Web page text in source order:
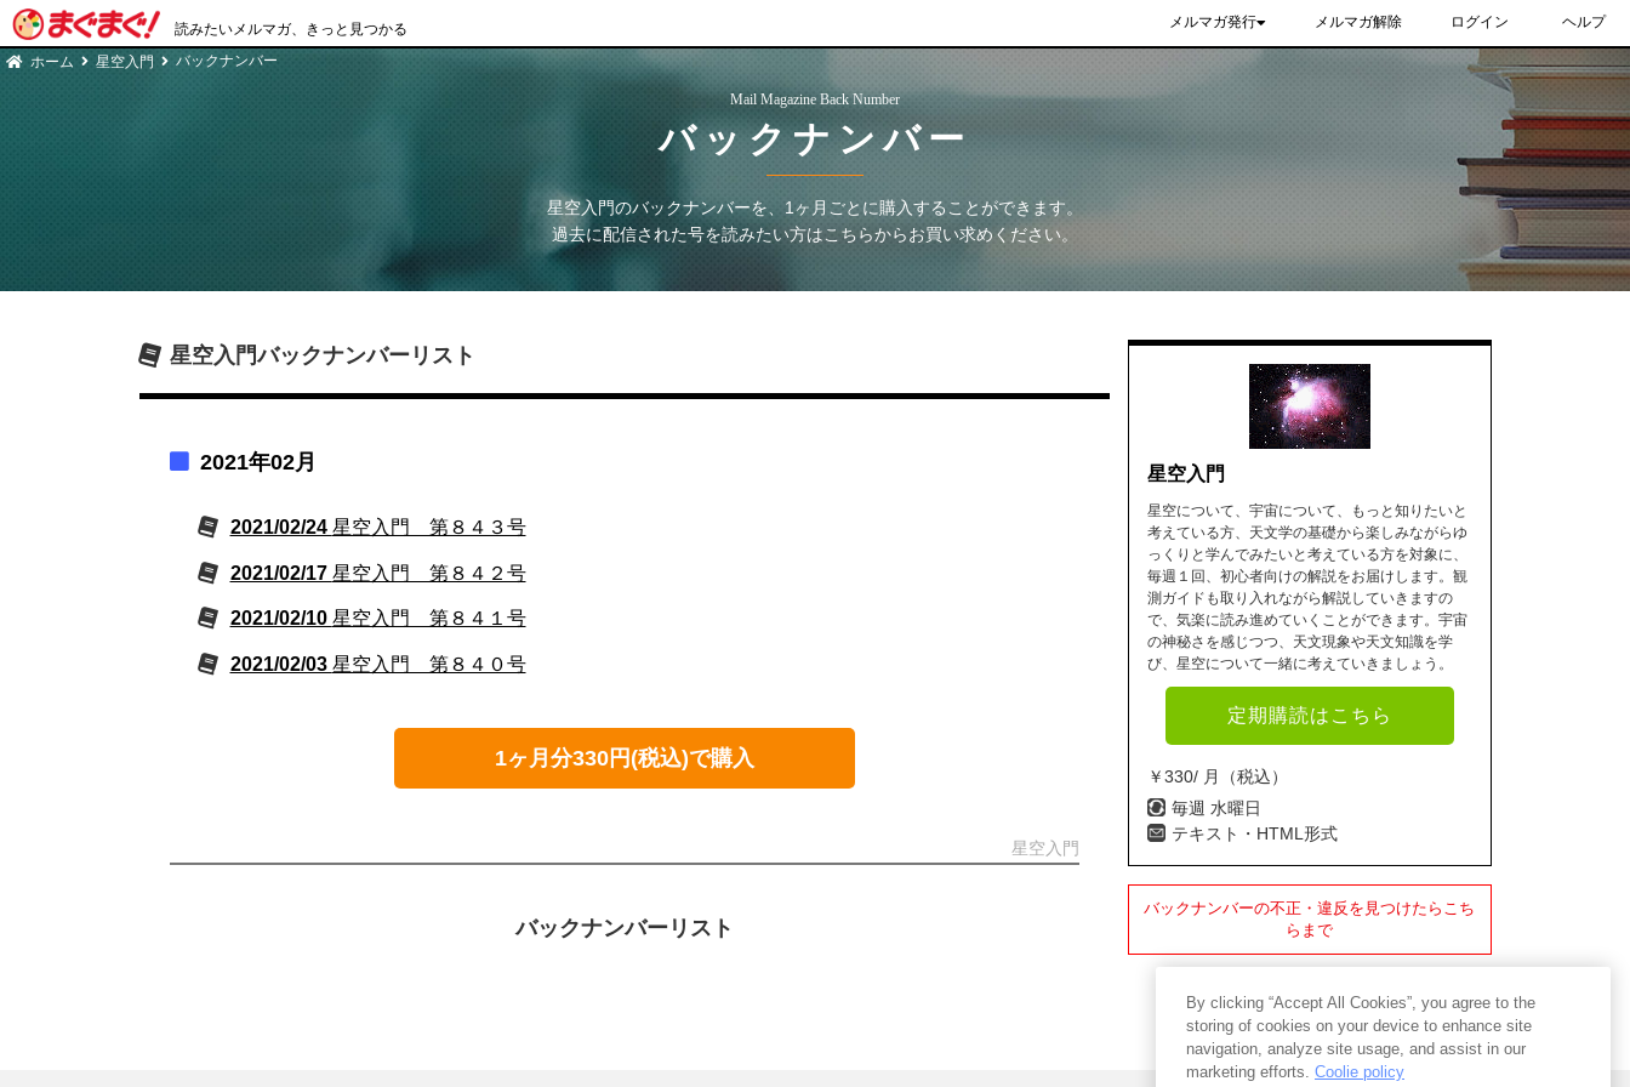
読みたいメルマガ、きっと見つかる メルマガ発行 メルマガ解除 ログイン ヘルプ
ホーム 星空入門 バックナンバー
Mail Magazine Back Number
バックナンバー
星空入門のバックナンバーを、1ヶ月ごとに購入することができます。
過去に配信された号を読みたい方はこちらからお買い求めください。
星空入門バックナンバーリスト
2021年02月
2021/02/24 星空入門 第８４３号
2021/02/17 星空入門 第８４２号
2021/02/10 星空入門 第８４１号
2021/02/03 星空入門 第８４０号
1ヶ月分330円(税込)で購入
星空入門
バックナンバーリスト
星空入門
星空について、宇宙について、もっと知りたいと
考えている方、天文学の基礎から楽しみながらゆ
っくりと学んでみたいと考えている方を対象に、
毎週１回、初心者向けの解説をお届けします。観
測ガイドも取り入れながら解説していきますの
で、気楽に読み進めていくことができます。宇宙
の神秘さを感じつつ、天文現象や天文知識を学
び、星空について一緒に考えていきましょう。
定期購読はこちら
￥330/ 月（税込）
毎週 水曜日
テキスト・HTML形式
バックナンバーの不正・違反を見つけたらこち
らまで
By clicking “Accept All Cookies”, you agree to the
storing of cookies on your device to enhance site
navigation, analyze site usage, and assist in our
marketing efforts. Coolie policy